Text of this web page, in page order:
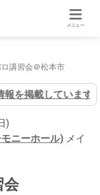
メニュー
講習会＠松本市
を掲載しています
)
ニーホール) メイ
会